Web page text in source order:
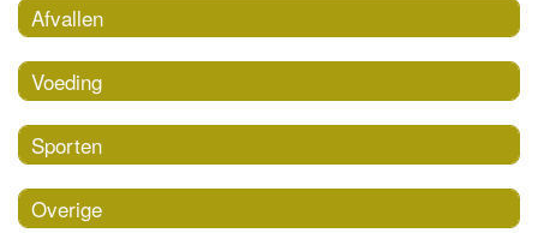
Afvallen
Voeding
Sporten
Overige